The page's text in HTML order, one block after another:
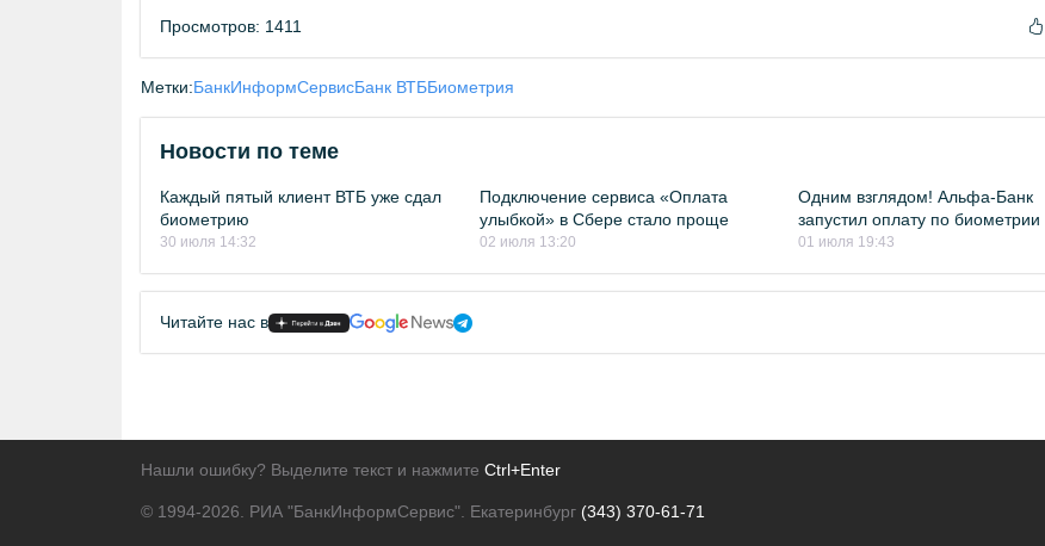
Просмотров: 1411
Метки:БанкИнформСервисБанк ВТББиометрия
Новости по теме
Каждый пятый клиент ВТБ уже сдал
биометрию
30 июля 14:32
Подключение сервиса «Оплата
улыбкой» в Сбере стало проще
02 июля 13:20
Одним взглядом! Альфа-Банк
запустил оплату по биометрии
01 июля 19:43
Читайте нас в
Нашли ошибку? Выделите текст и нажмите Ctrl+Enter
© 1994-2026. РИА "БанкИнформСервис". Екатеринбург (343) 370-61-71